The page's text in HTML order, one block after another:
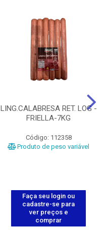
LING.CALABRESA RET. LOG -
FRIELLA-7KG
Código: 112358
Produto de peso variável
Faça seu login ou
cadastre-se para
ver preços e
comprar